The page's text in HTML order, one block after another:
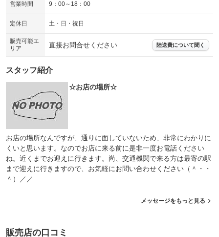
営業時間 9：00～18：00
定休日 土・日・祝日
販売可能エ
リア
直接お問合せください 陸送費について聞く
スタッフ紹介
☆お店の場所☆
お店の場所なんですが、通りに面していないため、非常にわかりに
くいと思います。なのでお店に来る前に是非一度お電話ください
ね。近くまでお迎えに行きます。尚、交通機関で来る方は最寄の駅
まで迎えに行きますので、お気軽にお問い合わせください（＾・・
＾）／／
メッセージをもっと見る
販売店の口コミ